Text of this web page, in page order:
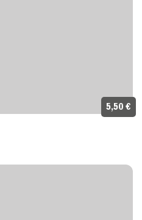
5,50 €